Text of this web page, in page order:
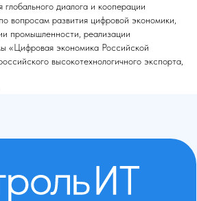
диалога и кооперации
вопросам развития цифровой экономики,
промышленности, реализации
«Цифровая экономика Российской
высокотехнологичного экспорта,